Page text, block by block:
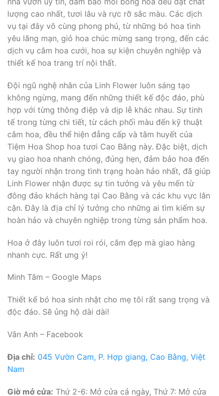
lượng cao nhất, tươi lâu và rực rỡ sắc màu. Các dịch
vụ tại đây vô cùng phong phú, từ những bó hoa tình
yêu lãng mạn, giỏ hoa chúc mừng sang trọng, đến các
dịch vụ cắm hoa cưới, hoa sự kiện chuyên nghiệp và
thiết kế hoa trang trí nội thất.
Đội ngũ nghệ nhân của Linh Flower luôn sáng tạo
không ngừng, mang đến những thiết kế độc đáo, phù
hợp với từng thông điệp và dịp lễ khác nhau. Sự tinh
tế trong từng chi tiết, từ cách phối màu đến kỹ thuật
cắm hoa, đều thể hiện đẳng cấp và tâm huyết của
Tiệm Hoa Shop hoa tươi Cao Bằng này. Đặc biệt, dịch
vụ giao hoa nhanh chóng, đúng hẹn, đảm bảo hoa đến
tay người nhận trong tình trạng hoàn hảo nhất, đã giúp
Linh Flower nhận được sự tin tưởng và yêu mến từ
đông đảo khách hàng tại Cao Bằng và các khu vực lân
cận. Đây là địa chỉ lý tưởng cho những ai tìm kiếm sự
hoàn hảo và chuyên nghiệp trong từng sản phẩm hoa.
Hoa ở đây luôn tươi roi rói, cắm đẹp mà giao hàng
nhanh cực. Rất ưng ý!
Minh Tâm – Google Maps
Thiết kế bó hoa sinh nhật cho mẹ tôi rất sang trọng và
độc đáo. Sẽ ủng hộ dài dài!
Vân Anh – Facebook
Địa chỉ: 045 Vườn Cam, P. Hợp giang, Cao Bằng, Việt
Nam
Giờ mở cửa: Thứ 2-6: Mở cửa cả ngày, Thứ 7: Mở cửa